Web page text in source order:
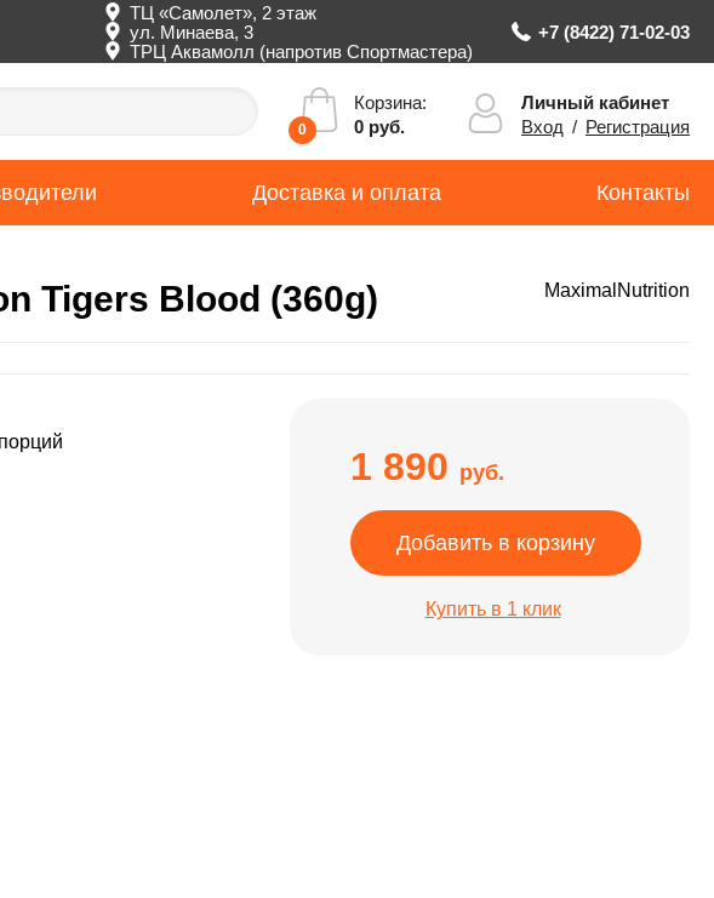
ТЦ «Самолет», 2 этаж
ул. Минаева, 3
ТРЦ Аквамолл (напротив Спортмастера)
+7 (8422) 71-02-03
0
Корзина:
0 руб.
Личный кабинет
Вход / Регистрация
Доставка и оплата Контакты
Tigers Blood (360g) MaximalNutrition
1 890 руб.
Добавить в корзину
Купить в 1 клик